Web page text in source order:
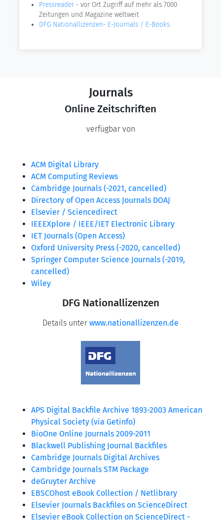
Pressreader - vor Ort Zugriff auf mehr als 7000
Zeitungen und Magazine weltweit
DFG Nationallizenzen- E-Journals / E-Books
Journals
Online Zeitschriften
verfügbar von
ACM Digital Library
ACM Computing Reviews
Cambridge Journals (-2021, cancelled)
Directory of Open Access Journals DOAJ
Elsevier / Sciencedirect
IEEEXplore / IEEE/IET Electronic Library
IET Journals (Open Access)
Oxford University Press (-2020, cancelled)
Springer Computer Science Journals (-2019,
cancelled)
Wiley
DFG Nationallizenzen
Details unter www.nationallizenzen.de
APS Digital Backfile Archive 1893-2003 American
Physical Society (via Getinfo)
BioOne Online Journals 2009-2011
Blackwell Publishing Journal Backfiles
Cambridge Journals Digital Archives
Cambridge Journals STM Package
deGruyter Archive
EBSCOhost eBook Collection / Netlibrary
Elsevier Journals Backfiles on ScienceDirect
Elsevier eBook Collection on ScienceDirect -